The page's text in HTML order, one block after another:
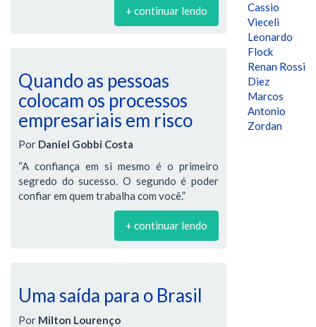
+ continuar lendo
Quando as pessoas
colocam os processos
empresariais em risco
Por Daniel Gobbi Costa
“A confiança em si mesmo é o primeiro
segredo do sucesso. O segundo é poder
confiar em quem trabalha com você.”
+ continuar lendo
Uma saída para o Brasil
Por Milton Lourenço
Cassio
Vieceli
Leonardo
Flock
Renan Rossi
Diez
Marcos
Antonio
Zordan